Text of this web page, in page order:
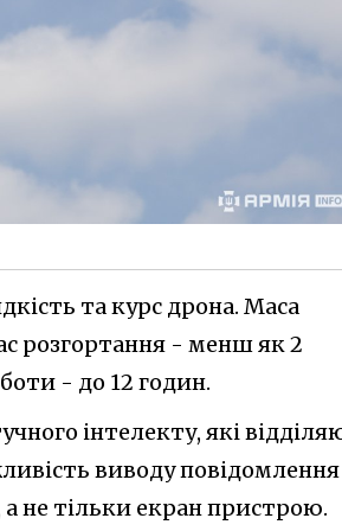
та курс дрона. Маса
розгортання - менш як 2
- до 12 годин.
інтелекту, які
виводу повідомлення
не тільки екран пристрою.